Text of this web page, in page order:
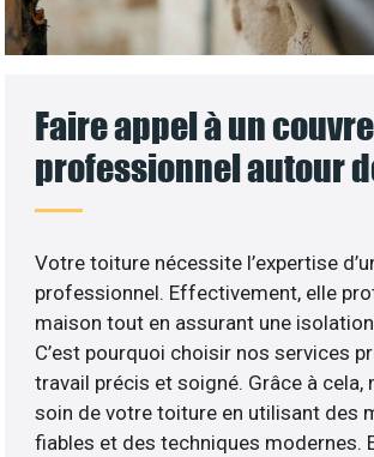
Faire appel à un
professionnel autour
Votre toiture nécessite l’expertise
professionnel. Effectivement, elle
maison tout en assurant une
C’est pourquoi choisir nos services
travail précis et soigné. Grâce à cela,
soin de votre toiture en utilisant des
fiables et des techniques modernes.